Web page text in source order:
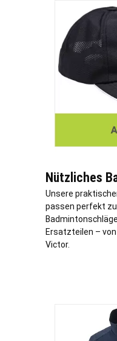
Nützliches
Unsere
passen perfekt
Ersatzteilen –
Victor.